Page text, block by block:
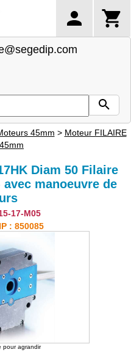
45mm > Moteur FILAIRE
Diam 50 Filaire
manoeuvre de
17-M05
: 850085
pour agrandir